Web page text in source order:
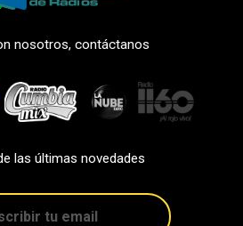
nosotros, contáctanos
las últimas novedades